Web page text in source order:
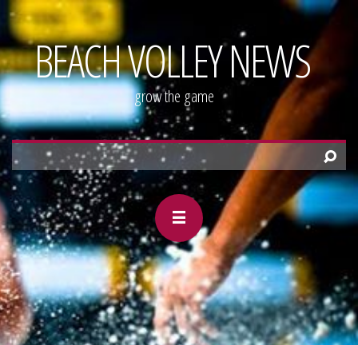
BEACH VOLLEY NEWS
grow the game